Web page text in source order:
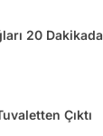
20 Dakikada
Çıktı